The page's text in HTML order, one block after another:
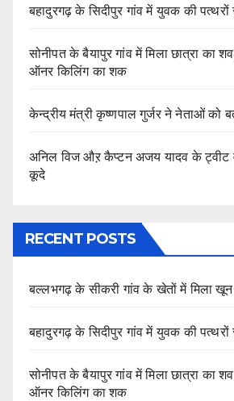
बहादुरगढ़ के सिदीपुर गांव में युवक की पत्थरों
सोनीपत के बैयापुर गांव में मिला छात्रा का
ऑनर किलिंग का शक
केन्द्रीय मंत्री कृष्णपाल गुर्जर ने नेताओं को
अनिल विज औऱ कैप्टन अजय यादव के ट्वीट
कूदे
RECENT POSTS
बल्लभगढ़ के सीकरी गांव के खेतों में मिला
बहादुरगढ़ के सिदीपुर गांव में युवक की पत्थरों
सोनीपत के बैयापुर गांव में मिला छात्रा का
ऑनर किलिंग का शक